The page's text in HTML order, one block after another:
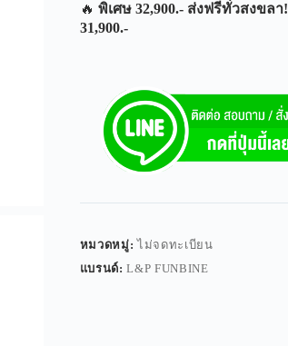
🔥 พิเศษ 32,900.- ส่งฟรีทั่วสงขลา!
31,900.-
หมวดหมู่:ไม่จดทะเบียน
แบรนด์:L&P FUNBINE